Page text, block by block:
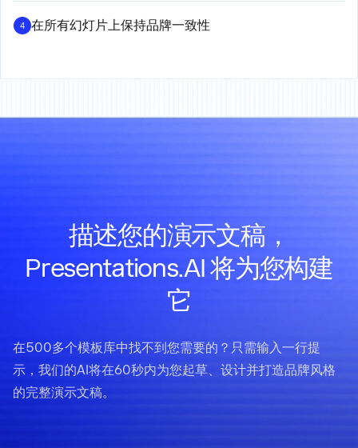
4 在所有幻灯片上保持品牌一致性
描述您的演示文稿，
Presentations.AI 将为您构建
它
在500多个模板库中找不到您需要的？只需输入一行提
示，我们的AI将在60秒内为您起草、设计并打造品牌风格
的完整演示文稿。